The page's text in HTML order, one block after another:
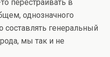
перестраивать в
однозначного
составлять генеральный
мы так и не